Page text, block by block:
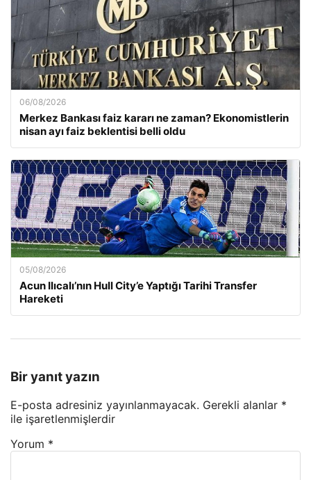
06/08/2026
Merkez Bankası faiz kararı ne zaman? Ekonomistlerin
nisan ayı faiz beklentisi belli oldu
05/08/2026
Acun Ilıcalı’nın Hull City’e Yaptığı Tarihi Transfer
Hareketi
Bir yanıt yazın
E-posta adresiniz yayınlanmayacak. Gerekli alanlar *
ile işaretlenmişlerdir
Yorum *